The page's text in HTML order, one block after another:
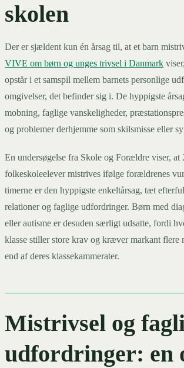
skolen
Der er sjældent kun én årsag til, at et barn
VIVE om børn og unges trivsel i Danmark
opstår i et samspil mellem barnets personlige
omgivelser, det befinder sig i. De hyppigste
mobning, faglige vanskeligheder,
og problemer derhjemme som skilsmisse eller
En undersøgelse fra Skole og Forældre viser, at
folkeskoleelever mistrives ifølge forældrenes
timerne er den hyppigste enkeltårsag, tæt
relationer og faglige udfordringer. Børn med
eller autisme er desuden særligt udsatte, fordi
klasse stiller store krav og kræver markant flere
end af deres klassekammerater.
Mistrivsel og
udfordringer: en